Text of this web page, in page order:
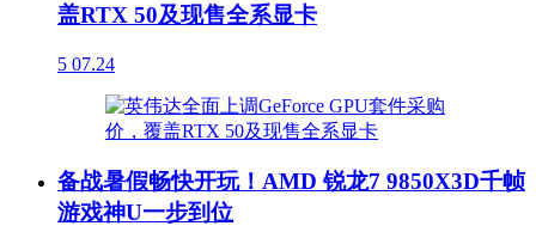
盖RTX 50及现售全系显卡
5 07.24
备战暑假畅快开玩！AMD 锐龙7 9850X3D千帧
游戏神U一步到位